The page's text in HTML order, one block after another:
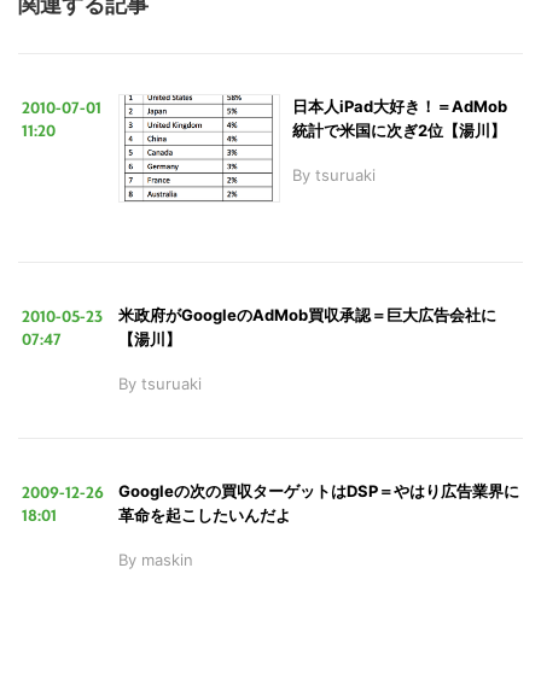
2010-07-01
11:20
日本人iPad大好き！＝AdMob
統計で米国に次ぎ2位【湯川】
By tsuruaki
2010-05-23
07:47
米政府がGoogleのAdMob買収承認＝巨大広告会社に
【湯川】
By tsuruaki
2009-12-26
18:01
Googleの次の買収ターゲットはDSP＝やはり広告業界に
革命を起こしたいんだよ
By maskin